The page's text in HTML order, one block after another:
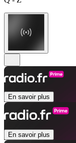
En savoir plus
En savoir plus